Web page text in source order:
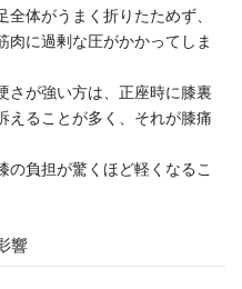
体がうまく折りたためず、
肉に過剰な圧がかかってしま
さが強い方は、正座時に膝裏
えることが多く、それが膝痛
の負担が驚くほど軽くなるこ
響